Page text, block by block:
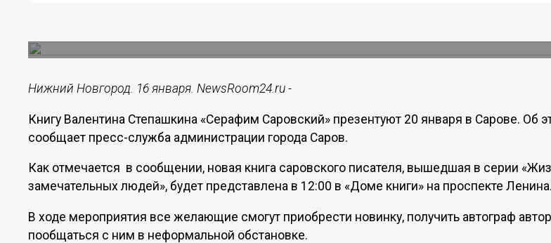
Нижний Новгород. 16 января. NewsRoom24.ru -
Книгу Валентина Степашкина «Серафим Саровский» презентуют 20 января в Сарове. Об
сообщает пресс-служба администрации города Саров.
Как отмечается в сообщении, новая книга саровского писателя, вышедшая в серии
замечательных людей», будет представлена в 12:00 в «Доме книги» на проспекте Ленина.
В ходе мероприятия все желающие смогут приобрести новинку, получить автограф
пообщаться с ним в неформальной обстановке.